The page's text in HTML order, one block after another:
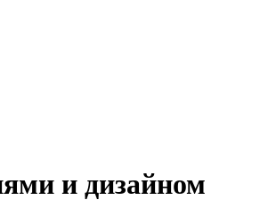
и дизайном